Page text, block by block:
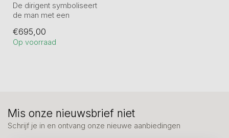
De dirigent symboliseert
de man met een
de organisatie...
€695,00
Op voorraad
Mis onze nieuwsbrief niet
Schrijf je in en ontvang onze nieuwe aanbiedingen